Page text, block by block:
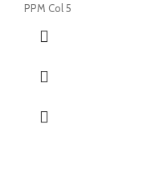
PPM Col 5